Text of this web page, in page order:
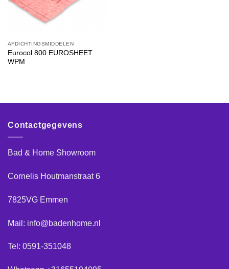
AFDICHTINGSMIDDELEN
Eurocol 800 EUROSHEET
WPM
Contactgegevens
Bad & Home Showroom
Cornelis Houtmanstraat 6
7825VG Emmen
Mail: info@badenhome.nl
Tel: 0591-351048